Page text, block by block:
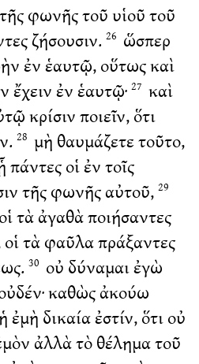
φωνῆς τοῦ υἱοῦ τοῦ
ζήσουσιν. 26 ὥσπερ
ἐν ἑαυτῷ, οὕτως καὶ
ἐν ἑαυτῷ· 27 καὶ
κρίσιν ποιεῖν, ὅτι
28 μὴ θαυμάζετε τοῦτο,
οἱ ἐν τοῖς
τῆς φωνῆς αὐτοῦ, 29
τὰ ἀγαθὰ ποιήσαντες
οἱ τὰ φαῦλα πράξαντες
30 οὐ δύναμαι ἐγὼ
καθὼς ἀκούω
ἐμὴ δικαία ἐστίν, ὅτι οὐ
ἀλλὰ τὸ θέλημα τοῦ